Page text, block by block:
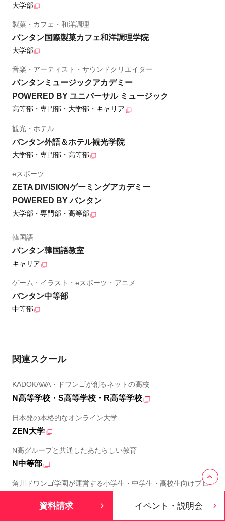
大学部
製菓・カフェ・和洋調理
バンタン国際製菓カフェ和洋調理学院
大学部
音楽・アーティスト・サウンドクリエイター
バンタンミュージックアカデミー
POWERED BY ユニバーサル ミュージック
高等部・専門部・大学部・キャリア
観光・ホテル
バンタン外語＆ホテル観光学院
大学部・専門部・高等部
eスポーツ
ZETA DIVISIONゲーミングアカデミー
POWERED BY バンタン
大学部・専門部・高等部
韓国語
バンタン韓国語教室
キャリア
ゲーム・イラスト・eスポーツ・アニメ
バンタン中等部
中等部
関連スクール
KADOKAWA・ドワンゴが創るネットの高校
N高等学校・S高等学校・R高等学校
日本発の本格的なオンライン大学
ZEN大学
N高グループと共通したあたらしい教育
N中等部
角川ドワンゴ学園が運営する小学生・中学生・高校生向けプロ
N Code Labo
資料請求 イベント・説明会